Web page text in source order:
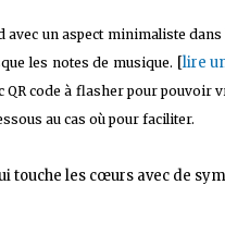
un aspect minimaliste
les notes de musique. [lire
QR code à flasher pour pouvoir
au cas où pour faciliter.
touche les cœurs avec de